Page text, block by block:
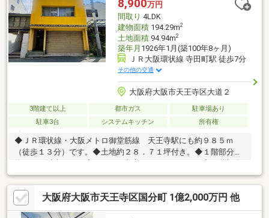
8,900万円
間取り 4LDK
建物面積194.29m2
土地面積94.94m2
築年月 1926年1月(築100年8ヶ月)
ＪＲ大阪環状線 寺田町駅 徒歩7分
その他の交通
大阪府大阪市天王寺区大道２
3階建て以上 都市ガス
駐車場あり
駐車3台
システムキッチン 所有権
◆ＪＲ環状線・大阪メトロ御堂筋線 天王寺駅にも約９８５ｍ
（徒歩１３分）です。◆土地約２８．７１坪付き。◆１階部分は
は倉庫としてもご利用出来ます。
大阪府大阪市天王寺区国分町 1億2,000万円 他